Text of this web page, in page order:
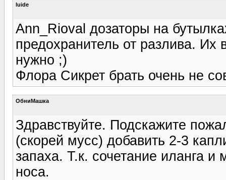
luide
Ann_Rioval дозаторы на
предохранитель от разлива. Их
нужно ;)
Флора Сикрет брать очень не
ОбниМашка
Здравствуйте. Подскажите
(скорей мусс) добавить 2-3
запаха. Т.к. сочетание иланга и
носа.